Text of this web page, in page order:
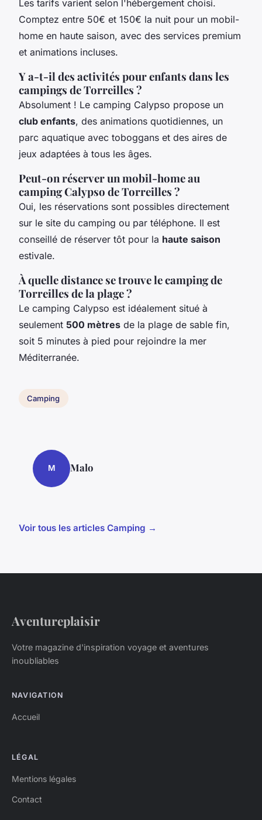
Les tarifs varient selon l'hébergement choisi.
Comptez entre 50€ et 150€ la nuit pour un mobil-
home en haute saison, avec des services premium
et animations incluses.
Y a-t-il des activités pour enfants dans les
campings de Torreilles ?
Absolument ! Le camping Calypso propose un
club enfants, des animations quotidiennes, un
parc aquatique avec toboggans et des aires de
jeux adaptées à tous les âges.
Peut-on réserver un mobil-home au
camping Calypso de Torreilles ?
Oui, les réservations sont possibles directement
sur le site du camping ou par téléphone. Il est
conseillé de réserver tôt pour la haute saison
estivale.
À quelle distance se trouve le camping de
Torreilles de la plage ?
Le camping Calypso est idéalement situé à
seulement 500 mètres de la plage de sable fin,
soit 5 minutes à pied pour rejoindre la mer
Méditerranée.
Camping
M Malo
Voir tous les articles Camping →
Aventureplaisir
Votre magazine d'inspiration voyage et aventures
inoubliables
NAVIGATION
Accueil
LÉGAL
Mentions légales
Contact